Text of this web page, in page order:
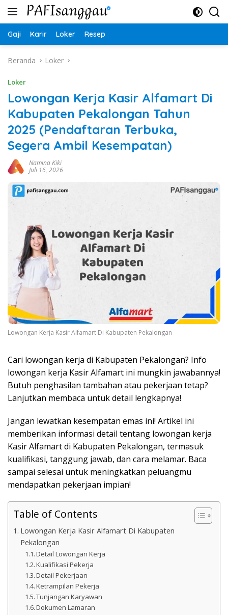
Langsung
Gaji Karir Loker Resep
Beranda Loker
Loker
Lowongan Kerja Kasir Alfamart Di
Kabupaten Pekalongan Tahun
2025 (Pendaftaran Terbuka,
Segera Ambil Kesempatan)
Namina Kiki
Juli 16, 2026
Lowongan Kerja Kasir Alfamart Di Kabupaten Pekalongan
Cari lowongan kerja di Kabupaten Pekalongan? Info
lowongan kerja Kasir Alfamart ini mungkin jawabannya!
Butuh penghasilan tambahan atau pekerjaan tetap?
Lanjutkan membaca untuk detail lengkapnya!
Jangan lewatkan kesempatan emas ini! Artikel ini
memberikan informasi detail tentang lowongan kerja
Kasir Alfamart di Kabupaten Pekalongan, termasuk
kualifikasi, tanggung jawab, dan cara melamar. Baca
sampai selesai untuk meningkatkan peluangmu
mendapatkan pekerjaan impian!
Table of Contents
Lowongan Kerja Kasir Alfamart Di Kabupaten
Pekalongan
Detail Lowongan Kerja
Kualifikasi Pekerja
Detail Pekerjaan
Ketrampilan Pekerja
Tunjangan Karyawan
Dokumen Lamaran